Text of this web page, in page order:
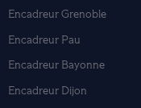
Encadreur Grenoble
Encadreur Pau
Encadreur Bayonne
Encadreur Dijon